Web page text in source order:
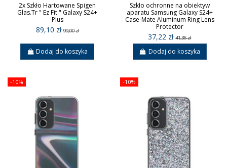
2x Szkło Hartowane Spigen
Glas.Tr " Ez Fit " Galaxy S24+
Plus
89,10 zł99,00 zł
Dodaj do koszyka
Szkło ochronne na obiektyw
aparatu Samsung Galaxy S24+
Case-Mate Aluminum Ring Lens
Protector
37,22 zł41,36 zł
Dodaj do koszyka
-10% -10%